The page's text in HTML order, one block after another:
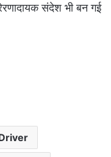
संदेश भी बन गई